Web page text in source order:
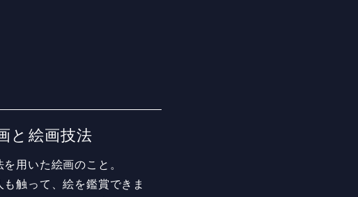
と絵画技法
用いた絵画のこと。
触って、絵を鑑賞できま